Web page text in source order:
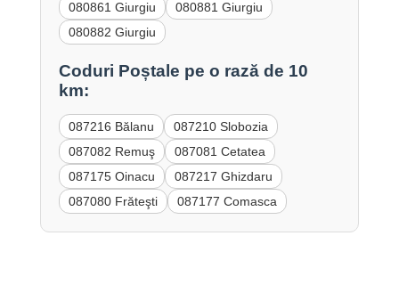
080861 Giurgiu
080881 Giurgiu
080882 Giurgiu
Coduri Poștale pe o rază de 10
km:
087216 Bălanu
087210 Slobozia
087082 Remuş
087081 Cetatea
087175 Oinacu
087217 Ghizdaru
087080 Frăteşti
087177 Comasca